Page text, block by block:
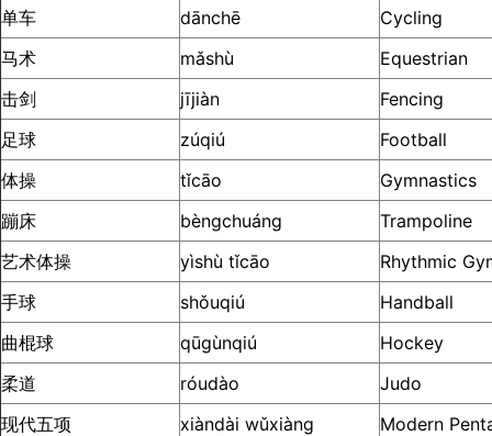
单车
dānchē
Cycling
马术
mǎshù
Equestrian
击剑
jījiàn
Fencing
足球
zúqiú
Football
体操
tǐcāo
Gymnastics
蹦床
bèngchuáng
Trampoline
艺术体操
yìshù tǐcāo
Rhythmic
手球
shǒuqiú
Handball
曲棍球
qūgùnqiú
Hockey
柔道
róudào
Judo
现代五项
xiàndài wǔxiàng
Modern